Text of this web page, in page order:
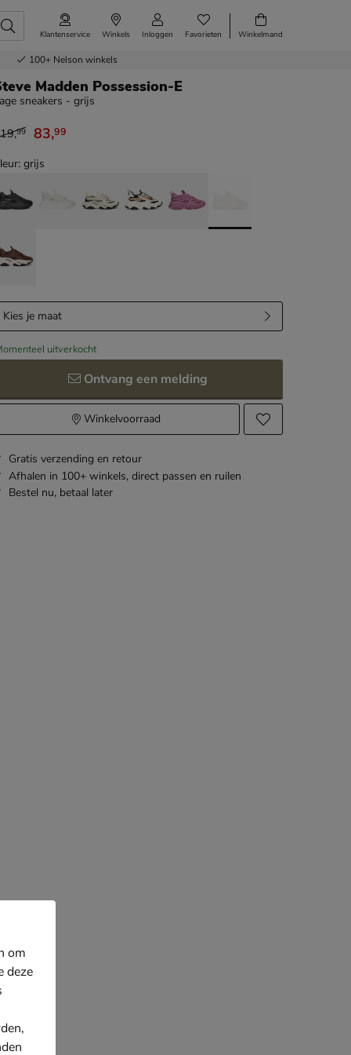
Klantenservice Winkels Inloggen Favorieten Winkelmand
100+ Nelson winkels
Madden Possession-E
sneakers - grijs
€ 119,99 voor € 83,99
,99 83,99
grijs
Kies je maat
uitverkocht
Ontvang een melding
Winkelvoorraad
Gratis verzending en retour
Afhalen in 100+ winkels, direct passen en ruilen
Bestel nu, betaal later
om
deze